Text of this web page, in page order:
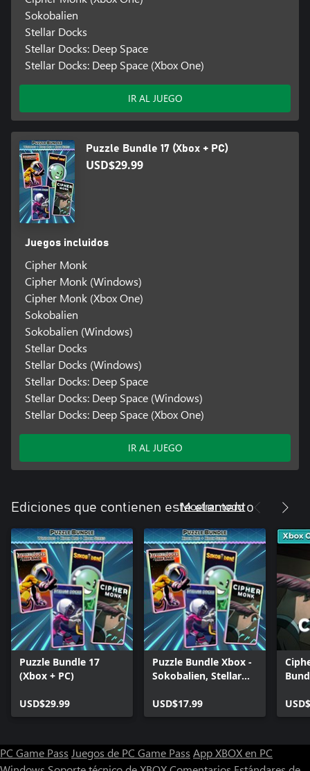
Sokobalien
Stellar Docks
Stellar Docks: Deep Space
Stellar Docks: Deep Space (Xbox One)
IR AL JUEGO
Puzzle Bundle 17 (Xbox + PC)
USD$29.99
Juegos incluidos
Cipher Monk
Cipher Monk (Windows)
Cipher Monk (Xbox One)
Sokobalien
Sokobalien (Windows)
Stellar Docks
Stellar Docks (Windows)
Stellar Docks: Deep Space
Stellar Docks: Deep Space (Windows)
Stellar Docks: Deep Space (Xbox One)
IR AL JUEGO
Ediciones que contienen este elemento
Mostrar todo
Puzzle Bundle 17
(Xbox + PC)
USD$29.99
Puzzle Bundle Xbox -
Sokobalien, Stellar
Deep Space, Cipher
Monk
USD$17.99
PC Game Pass Juegos de PC Game Pass App XBOX en PC